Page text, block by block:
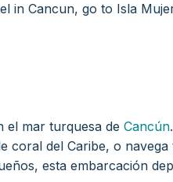
Cancun, go to Isla
el mar turquesa de Cancún
coral del Caribe, o
esta embarcación